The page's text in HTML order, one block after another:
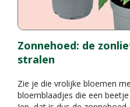
Zonnehoed: de
stralen
Zie je die vrolijke bloemen
bloemblaadjes die een